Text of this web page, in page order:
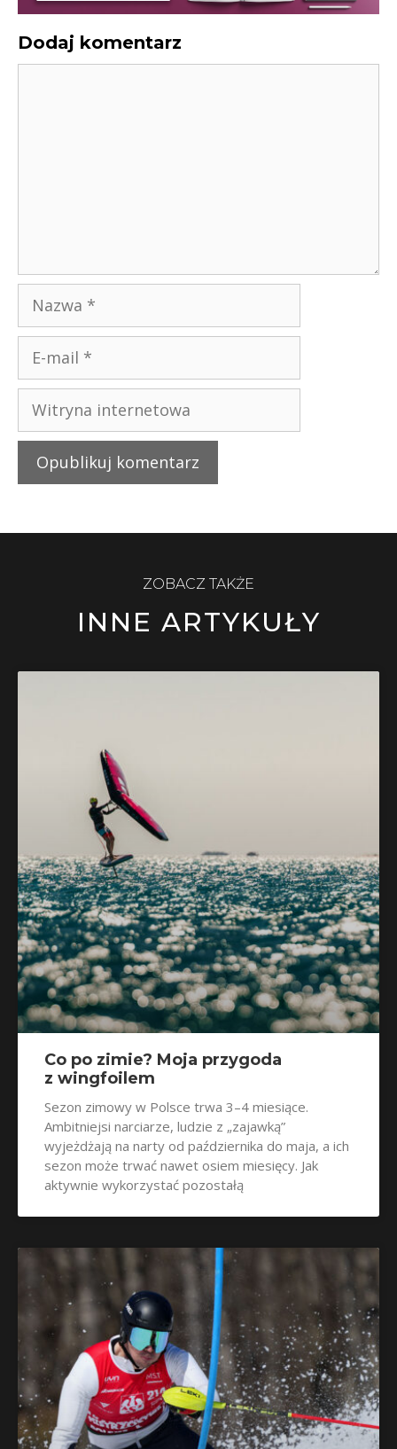
Dodaj komentarz
ZOBACZ TAKŻE
INNE ARTYKUŁY
Co po zimie? Moja przygoda
z wingfoilem
Sezon zimowy w Polsce trwa 3–4 miesiące.
Ambitniejsi narciarze, ludzie z „zajawką”
wyjeżdżają na narty od października do maja, a ich
sezon może trwać nawet osiem miesięcy. Jak
aktywnie wykorzystać pozostałą